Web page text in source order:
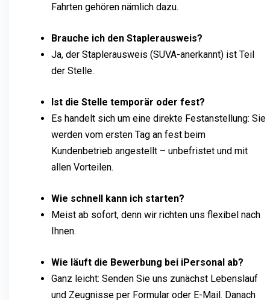
Fahrten gehören nämlich dazu.
Brauche ich den Staplerausweis?
Ja, der Staplerausweis (SUVA-anerkannt) ist Teil
der Stelle.
Ist die Stelle temporär oder fest?
Es handelt sich um eine direkte Festanstellung: Sie
werden vom ersten Tag an fest beim
Kundenbetrieb angestellt – unbefristet und mit
allen Vorteilen.
Wie schnell kann ich starten?
Meist ab sofort, denn wir richten uns flexibel nach
Ihnen.
Wie läuft die Bewerbung bei iPersonal ab?
Ganz leicht: Senden Sie uns zunächst Lebenslauf
und Zeugnisse per Formular oder E-Mail. Danach